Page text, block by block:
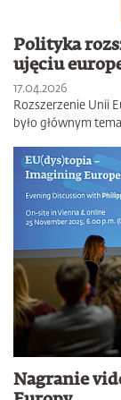
Polityka
ujęciu
17.04.2026
Rozszerzenie Unii
było głównym
Nagranie